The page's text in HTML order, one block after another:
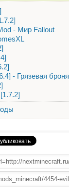
- Мир Fallout
- Грязевая броня